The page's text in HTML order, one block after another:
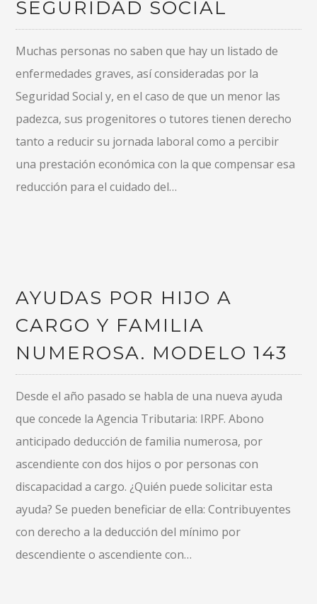
SEGURIDAD SOCIAL
Muchas personas no saben que hay un listado de
enfermedades graves, así consideradas por la
Seguridad Social y, en el caso de que un menor las
padezca, sus progenitores o tutores tienen derecho
tanto a reducir su jornada laboral como a percibir
una prestación económica con la que compensar esa
reducción para el cuidado del…
AYUDAS POR HIJO A
CARGO Y FAMILIA
NUMEROSA. MODELO 143
Desde el año pasado se habla de una nueva ayuda
que concede la Agencia Tributaria: IRPF. Abono
anticipado deducción de familia numerosa, por
ascendiente con dos hijos o por personas con
discapacidad a cargo. ¿Quién puede solicitar esta
ayuda? Se pueden beneficiar de ella: Contribuyentes
con derecho a la deducción del mínimo por
descendiente o ascendiente con…